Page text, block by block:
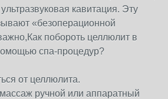
кавитация. Эту
«безоперационной
побороть целлюлит в
спа-процедур?
от целлюлита.
ручной или аппаратный